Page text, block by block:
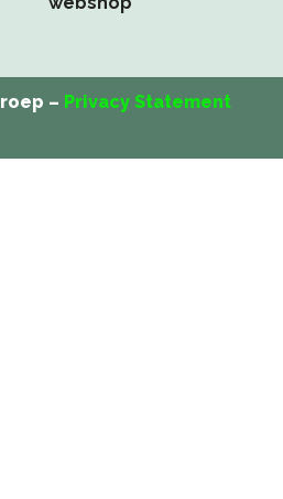
– Privacy Statement